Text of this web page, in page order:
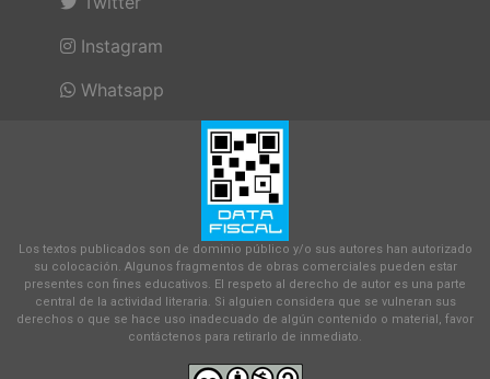
Instagram
Whatsapp
Los textos publicados son de dominio público y/o sus autores han autorizado
su colocación. Algunos fragmentos de obras comerciales pueden estar
presentes con fines educativos. El respeto al derecho de autor es una parte
central de la actividad literaria. Si alguien considera que se vulneran sus
derechos o que se hace uso inadecuado de algún contenido o material, favor
contáctenos para retirarlo de inmediato.